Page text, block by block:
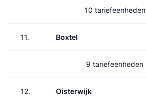
10 tariefeenheden
11. Boxtel
9 tariefeenheden
12. Oisterwijk